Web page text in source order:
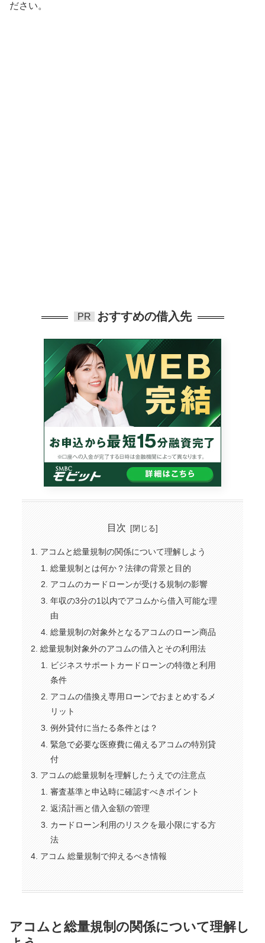
ださい。
PR おすすめの借入先
目次
アコムと総量規制の関係について理解しよう
総量規制とは何か？法律の背景と目的
アコムのカードローンが受ける規制の影響
年収の3分の1以内でアコムから借入可能な理
由
総量規制の対象外となるアコムのローン商品
総量規制対象外のアコムの借入とその利用法
ビジネスサポートカードローンの特徴と利用
条件
アコムの借換え専用ローンでおまとめするメ
リット
例外貸付に当たる条件とは？
緊急で必要な医療費に備えるアコムの特別貸
付
アコムの総量規制を理解したうえでの注意点
審査基準と申込時に確認すべきポイント
返済計画と借入金額の管理
カードローン利用のリスクを最小限にする方
法
アコム 総量規制で抑えるべき情報
アコムと総量規制の関係について理解し